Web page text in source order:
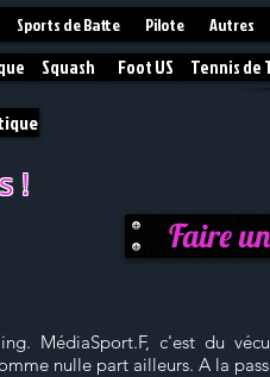
Sports de Batte Pilote Autres
Squash Foot US Tennis de
!
Faire
MédiaSport.F, c'est du
nulle part ailleurs. A la